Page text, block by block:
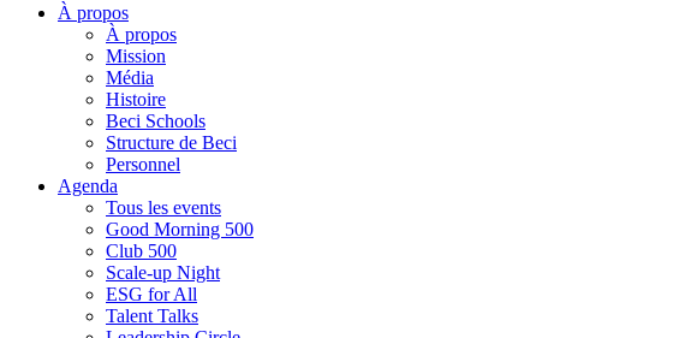
À propos
À propos
Mission
Média
Histoire
Beci Schools
Structure de Beci
Personnel
Agenda
Tous les events
Good Morning 500
Club 500
Scale-up Night
ESG for All
Talent Talks